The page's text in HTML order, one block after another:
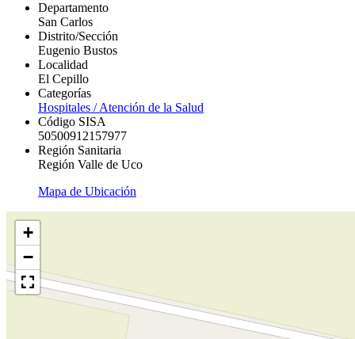
Departamento
San Carlos
Distrito/Sección
Eugenio Bustos
Localidad
El Cepillo
Categorías
Hospitales / Atención de la Salud
Código SISA
50500912157977
Región Sanitaria
Región Valle de Uco
Mapa de Ubicación
+
−